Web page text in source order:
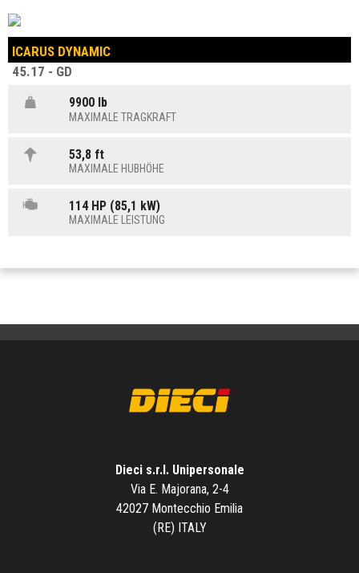
ICARUS DYNAMIC
45.17 - GD
9900 lb
MAXIMALE TRAGKRAFT
53,8 ft
MAXIMALE HUBHÖHE
114 HP (85,1 kW)
MAXIMALE LEISTUNG
Dieci s.r.l. Unipersonale
Via E. Majorana, 2-4
42027 Montecchio Emilia
(RE) ITALY